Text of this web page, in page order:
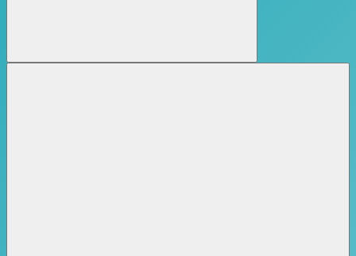
Suchen